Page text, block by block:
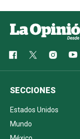
SECCIONES
Estados Unidos
Mundo